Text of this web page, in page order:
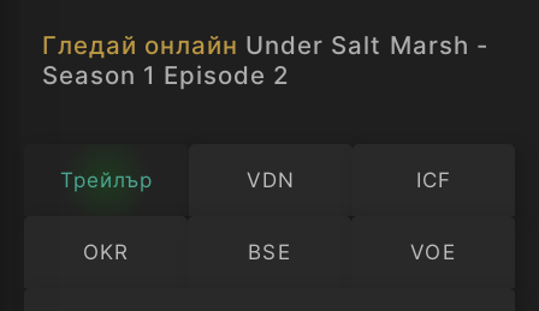
Гледай онлайн Under Salt Marsh -
Season 1 Episode 2
Трейлър VDN ICF
OKR BSE VOE